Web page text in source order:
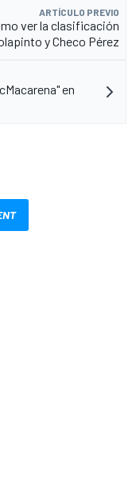
ARTÍCULO PREVIO
ver la clasificación
y Checo Pérez
en